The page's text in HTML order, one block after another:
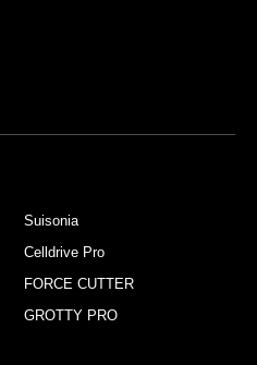
Suisonia
Celldrive Pro
FORCE CUTTER
GROTTY PRO